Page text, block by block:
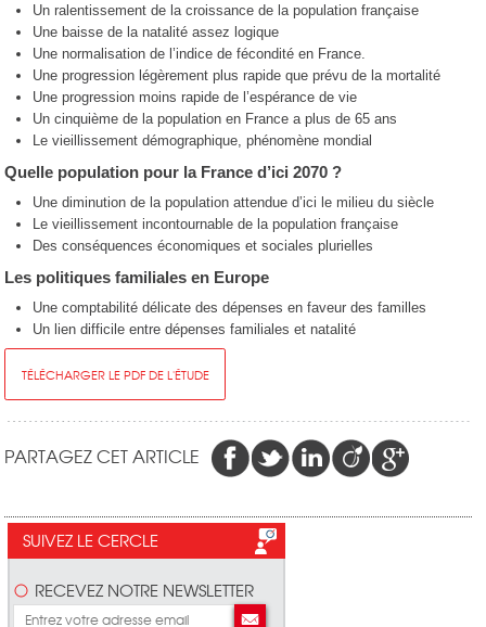
Un ralentissement de la croissance de la population française
Une baisse de la natalité assez logique
Une normalisation de l’indice de fécondité en France.
Une progression légèrement plus rapide que prévu de la mortalité
Une progression moins rapide de l’espérance de vie
Un cinquième de la population en France a plus de 65 ans
Le vieillissement démographique, phénomène mondial
Quelle population pour la France d’ici 2070 ?
Une diminution de la population attendue d’ici le milieu du siècle
Le vieillissement incontournable de la population française
Des conséquences économiques et sociales plurielles
Les politiques familiales en Europe
Une comptabilité délicate des dépenses en faveur des familles
Un lien difficile entre dépenses familiales et natalité
TÉLÉCHARGER LE PDF DE L'ÉTUDE
PARTAGEZ CET ARTICLE
SUIVEZ LE CERCLE
RECEVEZ NOTRE NEWSLETTER